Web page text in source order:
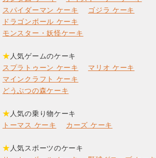
スパイダーマン ケーキ
ゴジラ ケーキ
ドラゴンボール ケーキ
モンスター・妖怪ケーキ
★ 人気ゲームのケーキ
スプラトゥーン ケーキ
マリオ ケーキ
マインクラフト ケーキ
どうぶつの森ケーキ
★ 人気の乗り物ケーキ
トーマス ケーキ
カーズ ケーキ
★ 人気スポーツのケーキ